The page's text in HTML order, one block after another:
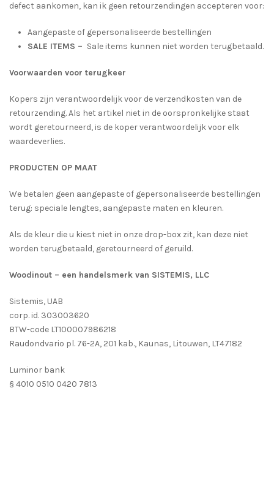
defect aankomen, kan ik geen retourzendingen accepteren voor:
Aangepaste of gepersonaliseerde bestellingen
SALE ITEMS – Sale items kunnen niet worden terugbetaald.
Voorwaarden voor terugkeer
Kopers zijn verantwoordelijk voor de verzendkosten van de
retourzending. Als het artikel niet in de oorspronkelijke staat
wordt geretourneerd, is de koper verantwoordelijk voor elk
waardeverlies.
PRODUCTEN OP MAAT
We betalen geen aangepaste of gepersonaliseerde bestellingen
terug: speciale lengtes, aangepaste maten en kleuren.
Als de kleur die u kiest niet in onze drop-box zit, kan deze niet
worden terugbetaald, geretourneerd of geruild.
Woodinout – een handelsmerk van SISTEMIS, LLC
Sistemis, UAB
corp. id. 303003620
BTW-code LT100007986218
Raudondvario pl. 76-2A, 201 kab., Kaunas, Litouwen, LT47182
Luminor bank
§ 4010 0510 0420 7813